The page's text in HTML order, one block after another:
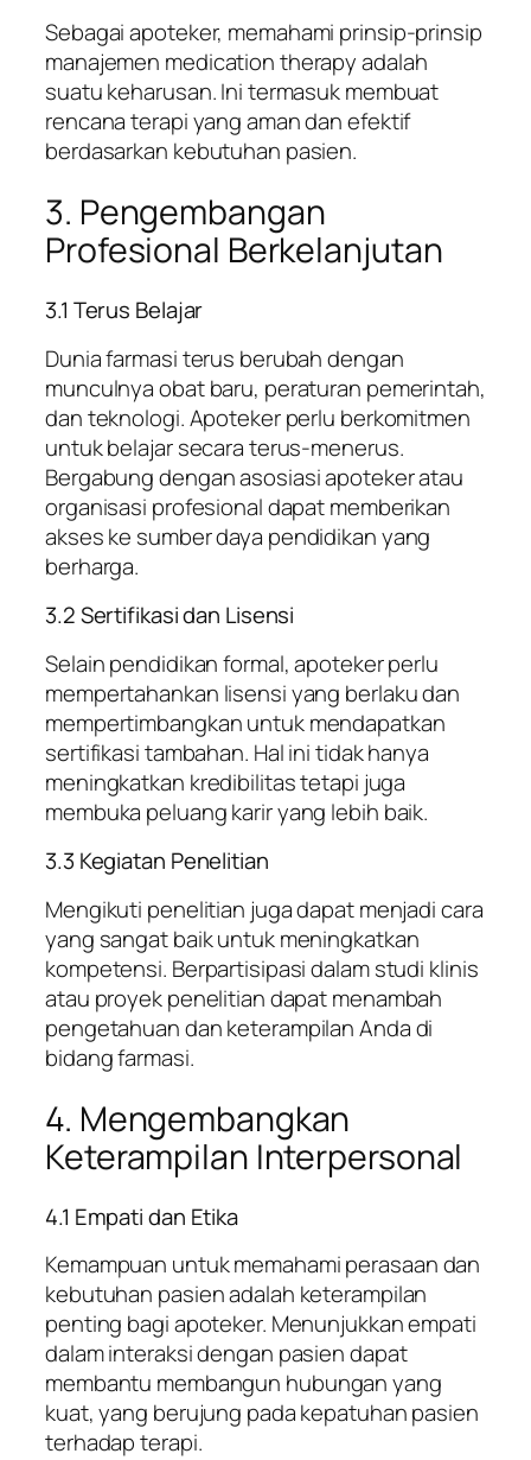
Sebagai apoteker, memahami prinsip-prinsip
manajemen medication therapy adalah
suatu keharusan. Ini termasuk membuat
rencana terapi yang aman dan efektif
berdasarkan kebutuhan pasien.
3. Pengembangan
Profesional Berkelanjutan
3.1 Terus Belajar
Dunia farmasi terus berubah dengan
munculnya obat baru, peraturan pemerintah,
dan teknologi. Apoteker perlu berkomitmen
untuk belajar secara terus-menerus.
Bergabung dengan asosiasi apoteker atau
organisasi profesional dapat memberikan
akses ke sumber daya pendidikan yang
berharga.
3.2 Sertifikasi dan Lisensi
Selain pendidikan formal, apoteker perlu
mempertahankan lisensi yang berlaku dan
mempertimbangkan untuk mendapatkan
sertifikasi tambahan. Hal ini tidak hanya
meningkatkan kredibilitas tetapi juga
membuka peluang karir yang lebih baik.
3.3 Kegiatan Penelitian
Mengikuti penelitian juga dapat menjadi cara
yang sangat baik untuk meningkatkan
kompetensi. Berpartisipasi dalam studi klinis
atau proyek penelitian dapat menambah
pengetahuan dan keterampilan Anda di
bidang farmasi.
4. Mengembangkan
Keterampilan Interpersonal
4.1 Empati dan Etika
Kemampuan untuk memahami perasaan dan
kebutuhan pasien adalah keterampilan
penting bagi apoteker. Menunjukkan empati
dalam interaksi dengan pasien dapat
membantu membangun hubungan yang
kuat, yang berujung pada kepatuhan pasien
terhadap terapi.